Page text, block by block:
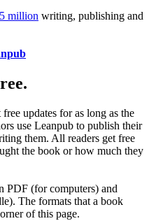
million writing, publishing and
updates for as long as the
use Leanpub to publish their
them. All readers get free
the book or how much they
PDF (for computers) and
The formats that a book
of this page.